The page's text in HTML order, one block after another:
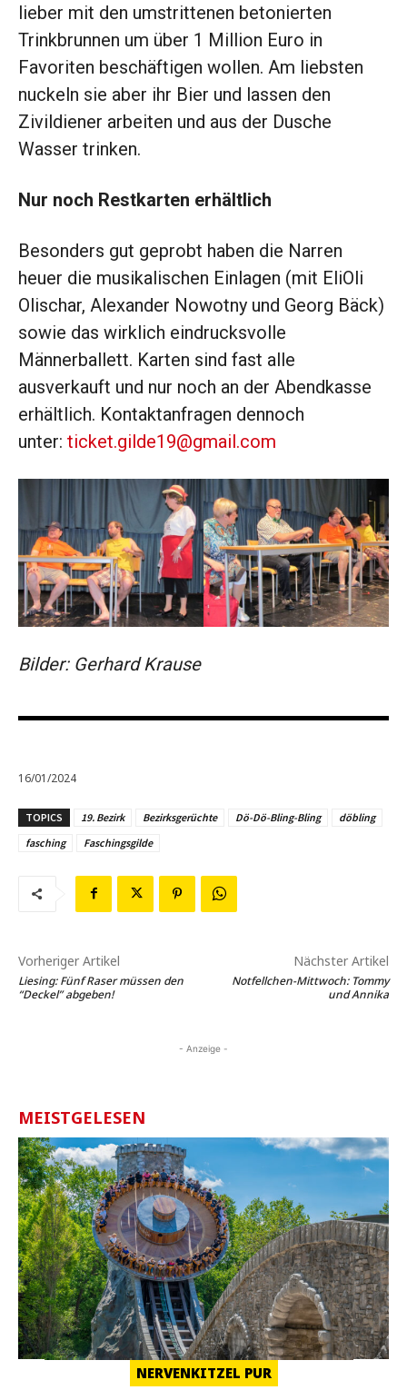
lieber mit den umstrittenen betonierten
Trinkbrunnen um über 1 Million Euro in
Favoriten beschäftigen wollen. Am liebsten
nuckeln sie aber ihr Bier und lassen den
Zivildiener arbeiten und aus der Dusche
Wasser trinken.
Nur noch Restkarten erhältlich
Besonders gut geprobt haben die Narren
heuer die musikalischen Einlagen (mit EliOli
Olischar, Alexander Nowotny und Georg Bäck)
sowie das wirklich eindrucksvolle
Männerballett. Karten sind fast alle
ausverkauft und nur noch an der Abendkasse
erhältlich. Kontaktanfragen dennoch
unter: ticket.gilde19@gmail.com
Bilder: Gerhard Krause
16/01/2024
TOPICS 19. Bezirk Bezirksgerüchte Dö-Dö-Bling-Bling
döbling
fasching
Faschingsgilde
Vorheriger Artikel
Liesing: Fünf Raser müssen den
“Deckel” abgeben!
Nächster Artikel
Notfellchen-Mittwoch: Tommy
und Annika
- Anzeige -
MEISTGELESEN
NERVENKITZEL PUR